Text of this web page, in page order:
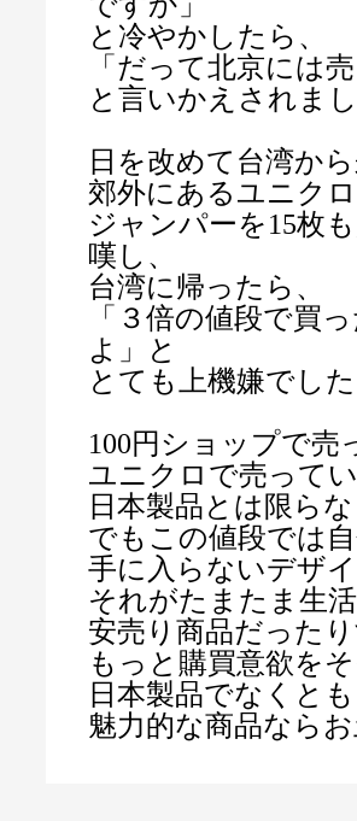
と冷やかしたら、
「だって北京には
と言いかえされま
日を改めて台湾か
郊外にあるユニク
ジャンパーを15枚
嘆し、
台湾に帰ったら、
「３倍の値段で買
よ」と
とても上機嫌でし
100円ショップで売
ユニクロで売って
日本製品とは限ら
でもこの値段では
手に入らないデザ
それがたまたま生
安売り商品だった
もっと購買意欲を
日本製品でなくと
魅力的な商品なら